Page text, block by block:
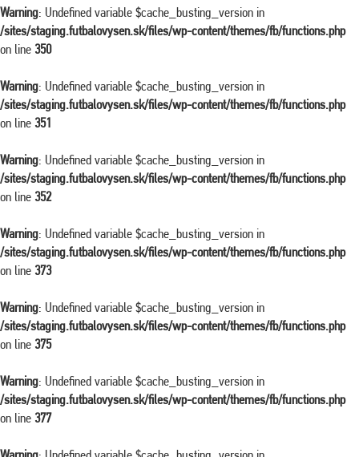
Warning: Undefined variable $cache_busting_version in
/sites/staging.futbalovysen.sk/files/wp-content/themes/fb/functions.php
on line 350
Warning: Undefined variable $cache_busting_version in
/sites/staging.futbalovysen.sk/files/wp-content/themes/fb/functions.php
on line 351
Warning: Undefined variable $cache_busting_version in
/sites/staging.futbalovysen.sk/files/wp-content/themes/fb/functions.php
on line 352
Warning: Undefined variable $cache_busting_version in
/sites/staging.futbalovysen.sk/files/wp-content/themes/fb/functions.php
on line 373
Warning: Undefined variable $cache_busting_version in
/sites/staging.futbalovysen.sk/files/wp-content/themes/fb/functions.php
on line 375
Warning: Undefined variable $cache_busting_version in
/sites/staging.futbalovysen.sk/files/wp-content/themes/fb/functions.php
on line 377